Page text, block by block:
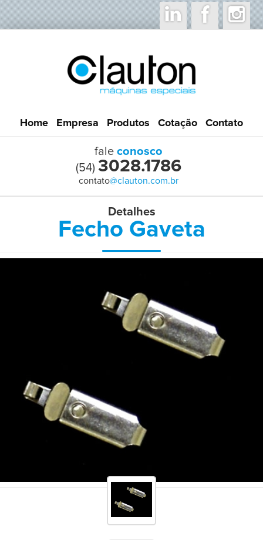
Home Empresa Produtos Cotação Contato
fale conosco
(54) 3028.1786
contato@clauton.com.br
Detalhes
Fecho Gaveta